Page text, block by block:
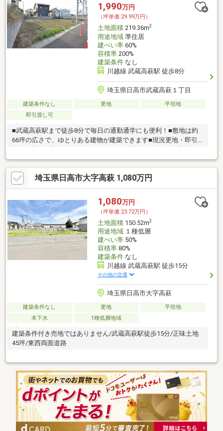
1,990万円
（坪単価:29.99万円）
土地面積219.36m2
用途地域準住居
建ぺい率60%
容積率200%
建築条件なし
川越線 武蔵高萩駅 徒歩8分
埼玉県日高市武蔵高萩１丁目
建築条件なし 更地
平坦地
即引渡し可
■武蔵高萩駅まで徒歩8分で毎日の通勤通学にも便利！■敷地は約
66坪の広さで、ゆとりある建物が建築できます■現況更地・即引
渡し可能■幅員約14mのゆったりとした道路幅を確保した街並み
埼玉県日高市大字高萩 1,080万円
1,080万円
（坪単価:23.72万円）
土地面積150.52m2
用途地域１種低層
建ぺい率50%
容積率80%
建築条件なし
川越線 武蔵高萩駅 徒歩15分
その他の交通
埼玉県日高市大字高萩
建築条件なし 更地
平坦地
本下水
1種低層地域
建築条件付き売地ではありません/武蔵高萩駅徒歩15分/正味土地
45坪/東西両面道路